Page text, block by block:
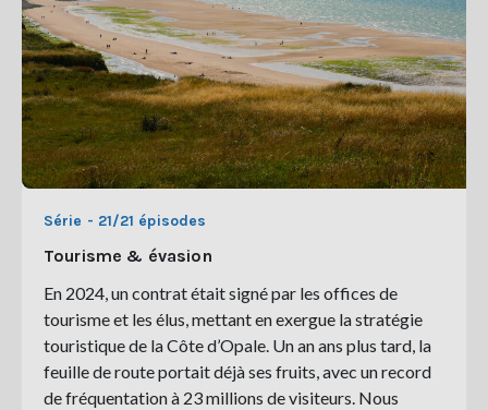
Série - 21/21 épisodes
Tourisme & évasion
En 2024, un contrat était signé par les offices de
tourisme et les élus, mettant en exergue la stratégie
touristique de la Côte d’Opale. Un an ans plus tard, la
feuille de route portait déjà ses fruits, avec un record
de fréquentation à 23 millions de visiteurs. Nous